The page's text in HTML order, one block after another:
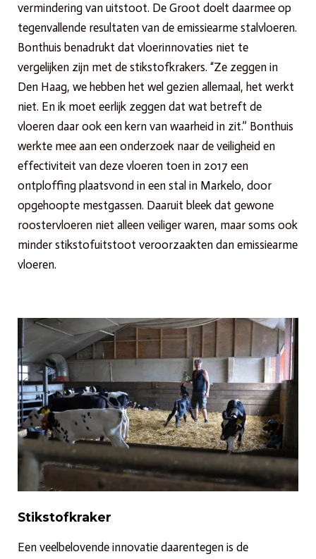
vermindering van uitstoot. De Groot doelt daarmee op
tegenvallende resultaten van de emissiearme stalvloeren.
Bonthuis benadrukt dat vloerinnovaties niet te
vergelijken zijn met de stikstofkrakers. “Ze zeggen in
Den Haag, we hebben het wel gezien allemaal, het werkt
niet. En ik moet eerlijk zeggen dat wat betreft de
vloeren daar ook een kern van waarheid in zit.” Bonthuis
werkte mee aan een onderzoek naar de veiligheid en
effectiviteit van deze vloeren toen in 2017 een
ontploffing plaatsvond in een stal in Markelo, door
opgehoopte mestgassen. Daaruit bleek dat gewone
roostervloeren niet alleen veiliger waren, maar soms ook
minder stikstofuitstoot veroorzaakten dan emissiearme
vloeren.
Stikstofkraker
Een veelbelovende innovatie daarentegen is de